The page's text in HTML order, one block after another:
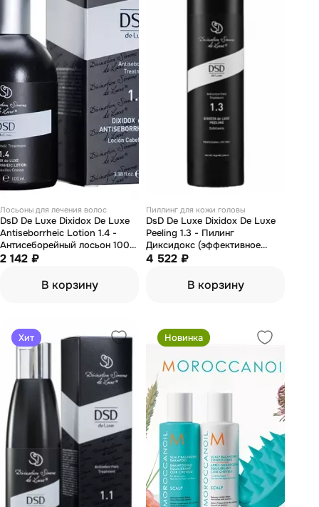
Лосьоны для лечения волос
DsD De Luxe Dixidox De Luxe
Antiseborrheic Lotion 1.4 -
Антисеборейный лосьон 100
мл
2 142 ₽
В корзину
Пиллинг для кожи головы
DsD De Luxe Dixidox De Luxe
Peeling 1.3 - Пилинг
Диксидокс (эффективное
очищение кожи головы) 500
4 522 ₽
В корзину
Хит Новинка